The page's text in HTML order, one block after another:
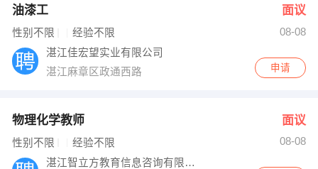
油漆工 面议
性别不限 经验不限
08-08
湛江佳宏望实业有限公司
湛江麻章区政通西路
申请
物理化学教师 面议
性别不限 经验不限
08-08
湛江智立方教育信息咨询有限公司